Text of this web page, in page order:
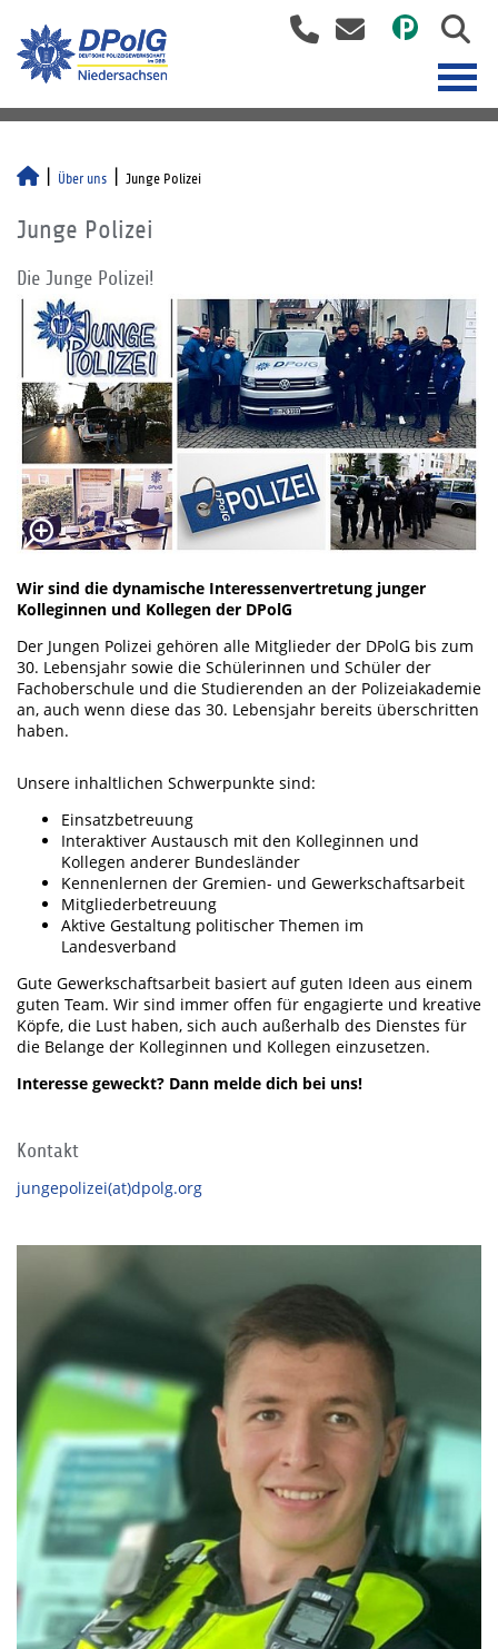
Über uns Junge Polizei
Junge Polizei
Die Junge Polizei!
Wir sind die dynamische Interessenvertretung junger
Kolleginnen und Kollegen der DPolG
Der Jungen Polizei gehören alle Mitglieder der DPolG bis zum
30. Lebensjahr sowie die Schülerinnen und Schüler der
Fachoberschule und die Studierenden an der Polizeiakademie
an, auch wenn diese das 30. Lebensjahr bereits überschritten
haben.
Unsere inhaltlichen Schwerpunkte sind:
Einsatzbetreuung
Interaktiver Austausch mit den Kolleginnen und
Kollegen anderer Bundesländer
Kennenlernen der Gremien- und Gewerkschaftsarbeit
Mitgliederbetreuung
Aktive Gestaltung politischer Themen im
Landesverband
Gute Gewerkschaftsarbeit basiert auf guten Ideen aus einem
guten Team. Wir sind immer offen für engagierte und kreative
Köpfe, die Lust haben, sich auch außerhalb des Dienstes für
die Belange der Kolleginnen und Kollegen einzusetzen.
Interesse geweckt? Dann melde dich bei uns!
Kontakt
jungepolizei(at)dpolg.org